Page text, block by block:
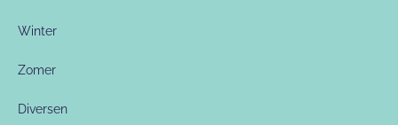
Winter
Zomer
Diversen